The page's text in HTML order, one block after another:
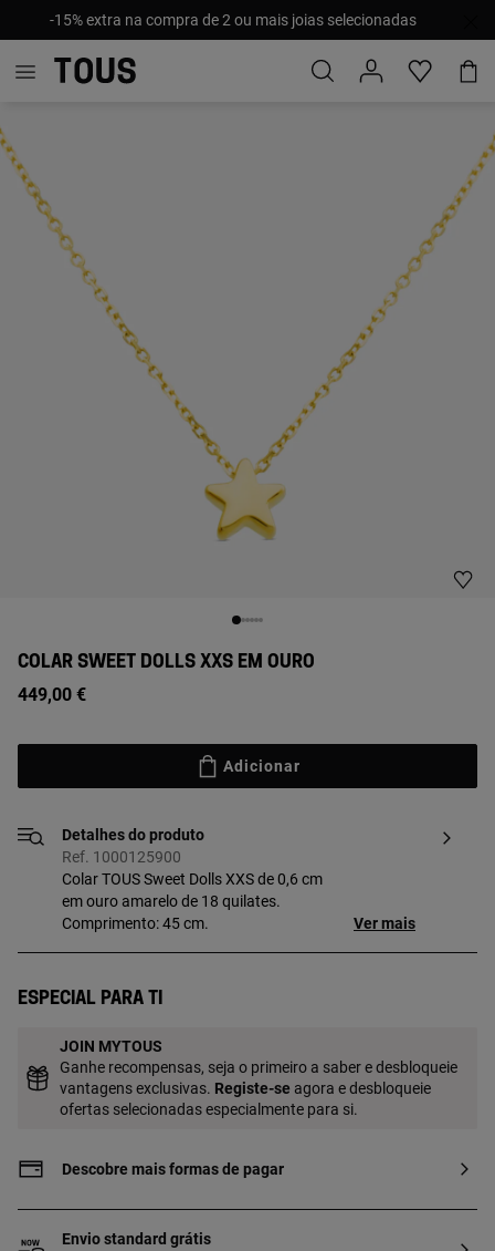
-15% extra na compra de 2 ou mais joias selecionadas
COLAR SWEET DOLLS XXS EM OURO
449,00 €
Adicionar
Detalhes do produto
Ref. 1000125900
Colar TOUS Sweet Dolls XXS de 0,6 cm
em ouro amarelo de 18 quilates.
Comprimento: 45 cm.
Ver mais
Especial para ti
JOIN MYTOUS
Ganhe recompensas, seja o primeiro a saber e desbloqueie
vantagens exclusivas. Registe-se agora e desbloqueie
ofertas selecionadas especialmente para si.
Descobre mais formas de pagar
Envio standard grátis